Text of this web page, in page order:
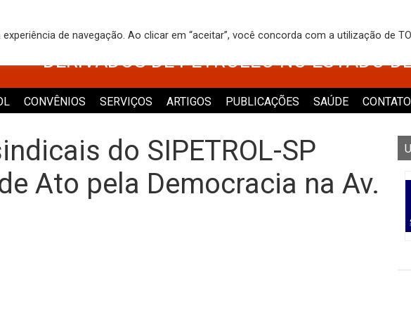
DOS TRABALHADORES NO
DERIVADOS DE PETRÓLEO NO ESTADO
CONVÊNIOS SERVIÇOS ARTIGOS PUBLICAÇÕES SAÚDE CONTATO
do SIPETROL-SP
Ato pela Democracia na Av.
de navegação. Ao clicar em “aceitar”, você concorda com a utilização de